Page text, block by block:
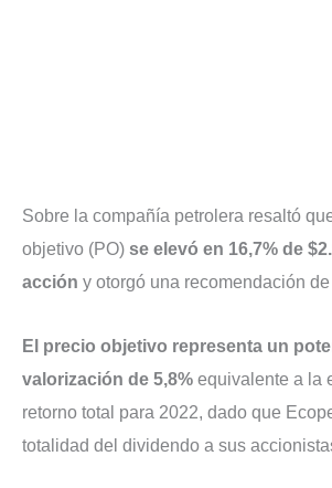
Sobre la compañía petrolera resaltó
objetivo (PO) se elevó en 16,7% de
acción y otorgó una recomendación de
El precio objetivo representa un
valorización de 5,8% equivalente a la
retorno total para 2022, dado que
totalidad del dividendo a sus